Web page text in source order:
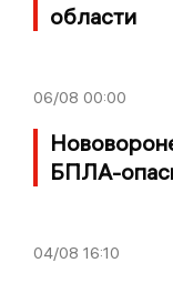
области
06/08 00:00
БПЛА-
04/08 16:10